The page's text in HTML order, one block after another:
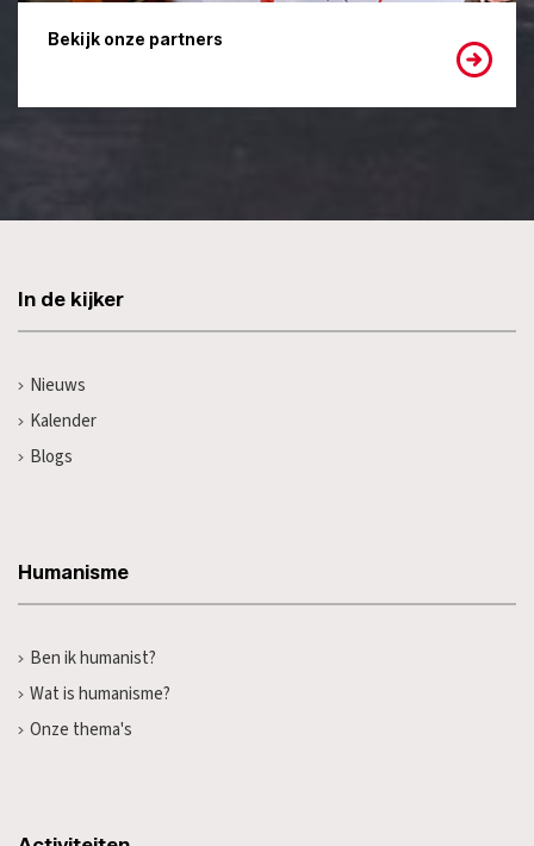
Bekijk onze partners
In de kijker
Nieuws
Kalender
Blogs
Humanisme
Ben ik humanist?
Wat is humanisme?
Onze thema's